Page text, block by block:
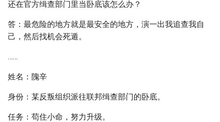
还在官方缉查部门里当卧底该怎么办？
答：最危险的地方就是最安全的地方，演一出我追查我自
己，然后找机会死遁。
……
姓名：隗辛
身份：某反叛组织派往联邦缉查部门的卧底。
任务：苟住小命，努力升级。